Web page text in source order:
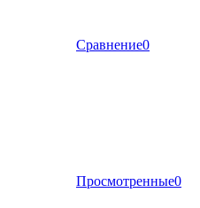
Сравнение0
Просмотренные0